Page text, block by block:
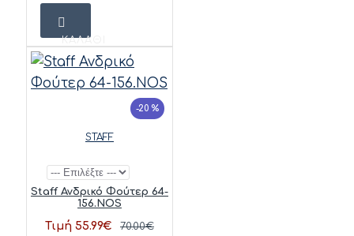
ΚΑΛΆΘΙ
-20 %
STAFF
Staff Ανδρικό Φούτερ 64-
156.NOS
Τιμή 55.99€ 70.00€